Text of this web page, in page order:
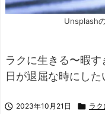
Unsplash
ラクに生きる〜暇
日が退屈な時にした
 2023年10月21日  ラク